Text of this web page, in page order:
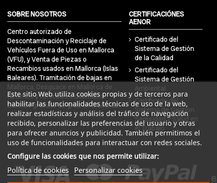
Este sitio Web utiliza cookies propias y de terceros para
habilitar las funcionalidades técnicas de uso de la web,
realizar estadísticas y análisis del tráfico de navegación
recibido, personalizar las preferencias del usuario y otras
para ofrecer anuncios y publicidad. También permitimos el
uso de funcionalidades para interactuar con redes sociales.
Configure las cookies que nos permite utilizar:
Política de cookies Personalizar cookies
SOBRE NOSOTROS
Centro autorizado de
Descontaminación y Reciclaje de
Vehículos Fuera de Uso en Mallorca
(VFU), y Venta de Piezas o
Recambios usados en Mallorca (Islas
Baleares). Tramitación de bajas en
Mallorca, Desguace en Mallorca de
turismos y vehículos industriales.
Servicio gratuito de grúa en Mallorca.
CERTIFICACIÓNES
AENOR
Certificado del
Sistema de Gestión
de la Calidad
Certificado del
Sistema de Gestión
Ambiental
Certificado del
Sistema de Gestión
Seguridad y Salud en
el Trabajo